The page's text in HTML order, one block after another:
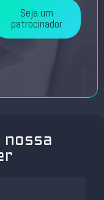
Seja um
patrocinador
nossa